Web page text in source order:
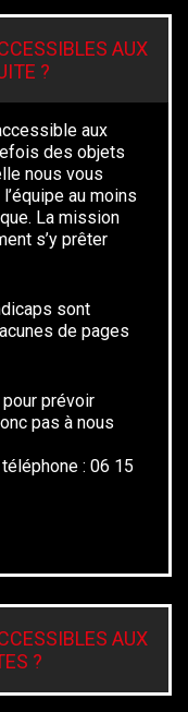
AUX
?
aux
des objets
nous vous
au moins
La mission
s’y prêter
sont
de pages
prévoir
pas à nous
: 06 15
AUX
?